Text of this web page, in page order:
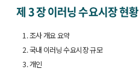
제 3 장이러닝 수요시장 현황
1. 조사 개요 요약
2. 국내 이러닝 수요시장 규모
3. 개인